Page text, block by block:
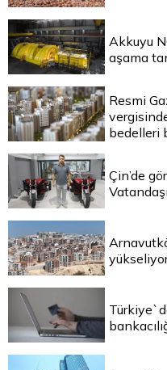
Akkuyu
aşama
Resmi
bedelleri
Çin’de